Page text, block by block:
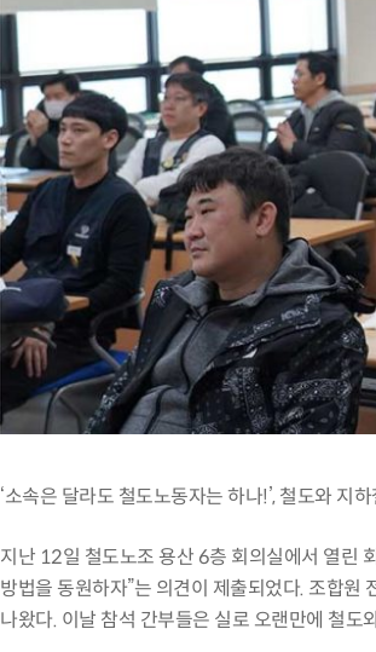
‘소속은 달라도 철도노동자는 하나!’,철도와 지
지난 12일 철도노조 용산 6층 회의실에서 열린
방법을 동원하자”는 의견이 제출되었다. 조합원
나왔다. 이날 참석 간부들은 실로 오랜만에 철도